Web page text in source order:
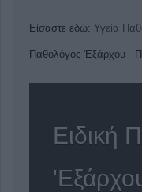
Είσαστε εδώ: Υγεία
Παθολόγος 'Εξάρχου -
Ειδική